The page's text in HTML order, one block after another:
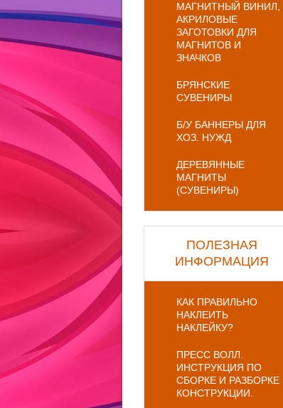
МАГНИТНЫЙ ВИНИЛ,
АКРИЛОВЫЕ
ЗАГОТОВКИ ДЛЯ
МАГНИТОВ И
ЗНАЧКОВ
БРЯНСКИЕ
СУВЕНИРЫ
Б/У БАННЕРЫ ДЛЯ
ХОЗ. НУЖД
ДЕРЕВЯННЫЕ
МАГНИТЫ
(СУВЕНИРЫ)
ПОЛЕЗНАЯ
ИНФОРМАЦИЯ
КАК ПРАВИЛЬНО
НАКЛЕИТЬ
НАКЛЕЙКУ?
ПРЕСС ВОЛЛ.
ИНСТРУКЦИЯ ПО
СБОРКЕ И РАЗБОРКЕ
КОНСТРУКЦИИ.